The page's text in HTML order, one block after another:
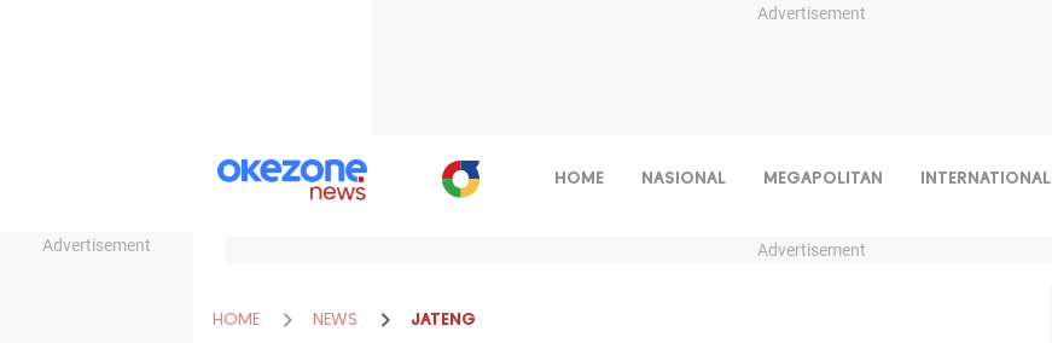
Advertisement
Advertisement
HOME NASIONAL MEGAPOLITAN INTERNATIONAL
Advertisement
HOME NEWS JATENG